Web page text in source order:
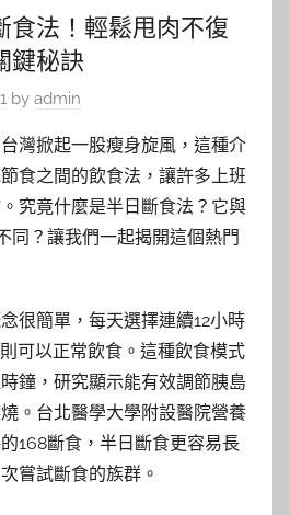
食法！輕鬆甩肉不復
鍵秘訣
by admin
灣掀起一股瘦身旋風，這種介
食之間的飲食法，讓許多上班
究竟什麼是半日斷食法？它與
同？讓我們一起揭開這個熱門
很簡單，每天選擇連續12小時
可以正常飲食。這種飲食模式
鐘，研究顯示能有效調節胰島
。台北醫學大學附設醫院營養
168斷食，半日斷食更容易長
嘗試斷食的族群。